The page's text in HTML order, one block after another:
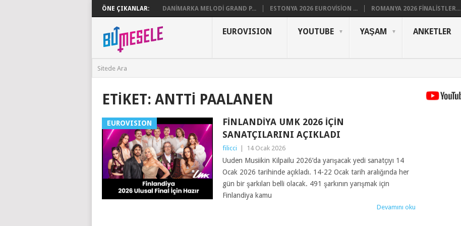
ÖNE ÇIKANLAR: DANIMARKA MELODI GRAND P... ESTONYA 2026 EUROVISION ... ROMANYA 2026 FINALISTLER...
EUROVISION YOUTUBE YAŞAM ANKETLER
ETIKET: ANTTI PAALANEN
EUROVISION
FINLANDIYA UMK 2026 IÇIN
SANATÇILARINI AÇIKLADI
filicci 14 Ocak 2026
Uuden Musiikin Kilpailu 2026’da yarışacak yedi sanatçıyı 14
Ocak 2026 tarihinde açıkladı. 14-22 Ocak tarih aralığında her
gün bir şarkıları belli olacak. 491 şarkının yarışmak için
Finlandiya kamu
Devamını oku